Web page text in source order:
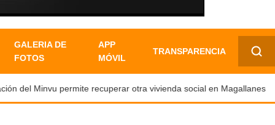
GALERIA DE
FOTOS
APP
MÓVIL
TRANSPARENCIA
✕
Minvu permite recuperar otra vivienda social en Magallanes